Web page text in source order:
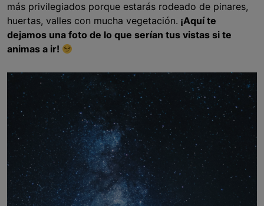
más privilegiados porque estarás rodeado de pinares,
huertas, valles con mucha vegetación. ¡Aquí te
dejamos una foto de lo que serían tus vistas si te
animas a ir!